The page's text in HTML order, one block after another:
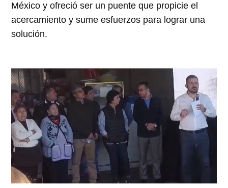
México y ofreció ser un puente que propicie el
acercamiento y sume esfuerzos para lograr una
solución.